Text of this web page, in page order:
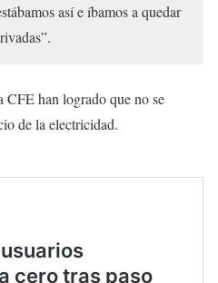
así e íbamos a quedar
CFE han logrado que no se
de la electricidad.